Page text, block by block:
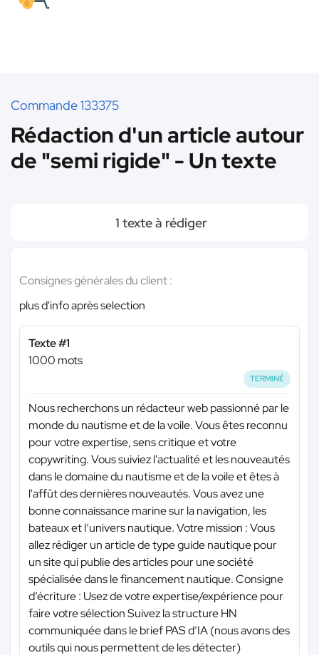
Commande 133375
Rédaction d'un article autour
de "semi rigide" - Un texte
1 texte à rédiger
Consignes générales du client :
plus d'info après selection
Texte #1
1000 mots
TERMINÉ
Nous recherchons un rédacteur web passionné par le
monde du nautisme et de la voile. Vous êtes reconnu
pour votre expertise, sens critique et votre
copywriting. Vous suiviez l'actualité et les nouveautés
dans le domaine du nautisme et de la voile et êtes à
l'affût des dernières nouveautés. Vous avez une
bonne connaissance marine sur la navigation, les
bateaux et l’univers nautique. Votre mission : Vous
allez rédiger un article de type guide nautique pour
un site qui publie des articles pour une société
spécialisée dans le financement nautique. Consigne
d’écriture : Usez de votre expertise/expérience pour
faire votre sélection Suivez la structure HN
communiquée dans le brief PAS d’IA (nous avons des
outils qui nous permettent de les détecter)